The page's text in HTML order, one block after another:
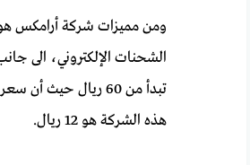
ومن مميزات شركة أرامكس
الشحنات الإلكتروني، الى
تبدأ من 60 ريال حيث
هذه الشركة هو 12 ريال.